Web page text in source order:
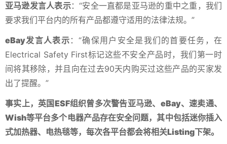
亚马逊发言人表示：“安全一直都是亚马逊的重中之重，我们
要求我们平台内的所有产品都遵守适用的法律法规。”
eBay发言人表示 ：“确保用户安全是我们的首要任务，在
Electrical Safety First标记这些不安全产品时，我们第一时
间将其移除，并且向在过去90天内购买过这些产品的买家发
出了提醒。”
事实上，英国ESF组织曾多次警告亚马逊、eBay、速卖通、
Wish等平台多个电器产品存在安全问题，其中包括迷你插入
式加热器、电热毯等，每次各平台都会将相关Listing下架。